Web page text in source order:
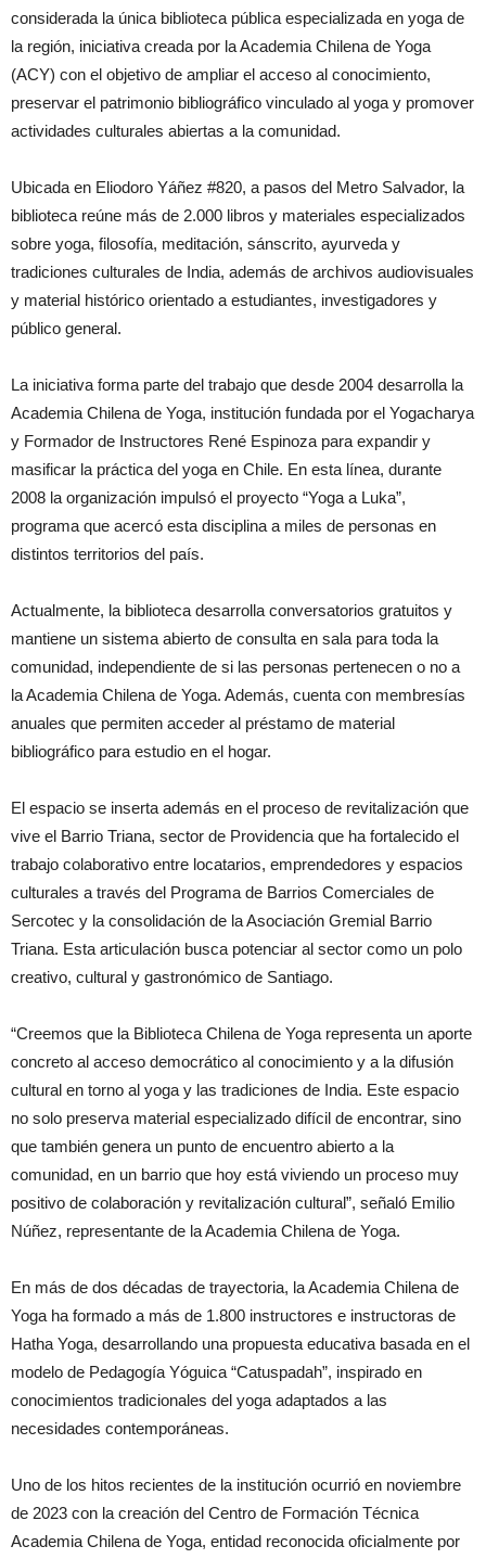
considerada la única biblioteca pública especializada en yoga de
la región, iniciativa creada por la Academia Chilena de Yoga
(ACY) con el objetivo de ampliar el acceso al conocimiento,
preservar el patrimonio bibliográfico vinculado al yoga y promover
actividades culturales abiertas a la comunidad.
Ubicada en Eliodoro Yáñez #820, a pasos del Metro Salvador, la
biblioteca reúne más de 2.000 libros y materiales especializados
sobre yoga, filosofía, meditación, sánscrito, ayurveda y
tradiciones culturales de India, además de archivos audiovisuales
y material histórico orientado a estudiantes, investigadores y
público general.
La iniciativa forma parte del trabajo que desde 2004 desarrolla la
Academia Chilena de Yoga, institución fundada por el Yogacharya
y Formador de Instructores René Espinoza para expandir y
masificar la práctica del yoga en Chile. En esta línea, durante
2008 la organización impulsó el proyecto “Yoga a Luka”,
programa que acercó esta disciplina a miles de personas en
distintos territorios del país.
Actualmente, la biblioteca desarrolla conversatorios gratuitos y
mantiene un sistema abierto de consulta en sala para toda la
comunidad, independiente de si las personas pertenecen o no a
la Academia Chilena de Yoga. Además, cuenta con membresías
anuales que permiten acceder al préstamo de material
bibliográfico para estudio en el hogar.
El espacio se inserta además en el proceso de revitalización que
vive el Barrio Triana, sector de Providencia que ha fortalecido el
trabajo colaborativo entre locatarios, emprendedores y espacios
culturales a través del Programa de Barrios Comerciales de
Sercotec y la consolidación de la Asociación Gremial Barrio
Triana. Esta articulación busca potenciar al sector como un polo
creativo, cultural y gastronómico de Santiago.
“Creemos que la Biblioteca Chilena de Yoga representa un aporte
concreto al acceso democrático al conocimiento y a la difusión
cultural en torno al yoga y las tradiciones de India. Este espacio
no solo preserva material especializado difícil de encontrar, sino
que también genera un punto de encuentro abierto a la
comunidad, en un barrio que hoy está viviendo un proceso muy
positivo de colaboración y revitalización cultural”, señaló Emilio
Núñez, representante de la Academia Chilena de Yoga.
En más de dos décadas de trayectoria, la Academia Chilena de
Yoga ha formado a más de 1.800 instructores e instructoras de
Hatha Yoga, desarrollando una propuesta educativa basada en el
modelo de Pedagogía Yóguica “Catuspadah”, inspirado en
conocimientos tradicionales del yoga adaptados a las
necesidades contemporáneas.
Uno de los hitos recientes de la institución ocurrió en noviembre
de 2023 con la creación del Centro de Formación Técnica
Academia Chilena de Yoga, entidad reconocida oficialmente por